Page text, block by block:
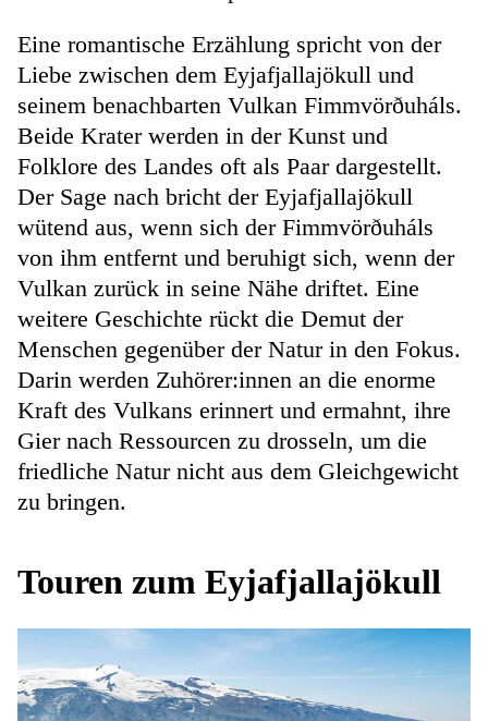
Eine romantische Erzählung spricht von der
Liebe zwischen dem Eyjafjallajökull und
seinem benachbarten Vulkan Fimmvörðuháls.
Beide Krater werden in der Kunst und
Folklore des Landes oft als Paar dargestellt.
Der Sage nach bricht der Eyjafjallajökull
wütend aus, wenn sich der Fimmvörðuháls
von ihm entfernt und beruhigt sich, wenn der
Vulkan zurück in seine Nähe driftet. Eine
weitere Geschichte rückt die Demut der
Menschen gegenüber der Natur in den Fokus.
Darin werden Zuhörer:innen an die enorme
Kraft des Vulkans erinnert und ermahnt, ihre
Gier nach Ressourcen zu drosseln, um die
friedliche Natur nicht aus dem Gleichgewicht
zu bringen.
Touren zum Eyjafjallajökull